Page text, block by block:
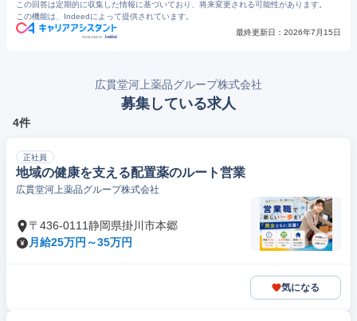
この回答は定期的に収集した情報に基づいており、将来変更される可能性があります。
この機能は、Indeedによって提供されています。
最終更新日： 2026年7月15日
広貫堂河上薬品グループ株式会社
募集している求人
4件
正社員
地域の健康を支える配置薬のルート営業
広貫堂河上薬品グループ株式会社
〒436-0111静岡県掛川市本郷
月給25万円～35万円
気になる